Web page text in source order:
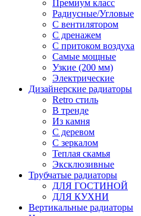
Премиум класс
Радиусные/Угловые
С вентилятором
С дренажем
С притоком воздуха
Самые мощные
Узкие (200 мм)
Электрические
Дизайнерские радиаторы
Retro стиль
В тренде
Из камня
С деревом
С зеркалом
Теплая скамья
Эксклюзивные
Трубчатые радиаторы
ДЛЯ ГОСТИНОЙ
ДЛЯ КУХНИ
Вертикальные радиаторы